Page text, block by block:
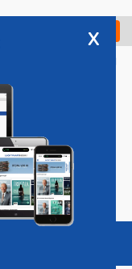
Check in
Vacatures
x